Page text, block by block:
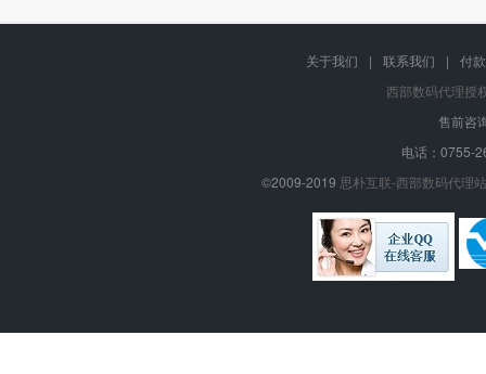
关于我们 | 联系我们 |
付
西部数码代理授
售前咨
电话：0755-
©2009-2019 思朴互联-西部数码代理站